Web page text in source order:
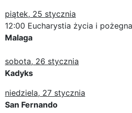
piątek, 25 stycznia
12:00 Eucharystia życia i
Malaga
sobota, 26 stycznia
Kadyks
niedziela, 27 stycznia
San Fernando